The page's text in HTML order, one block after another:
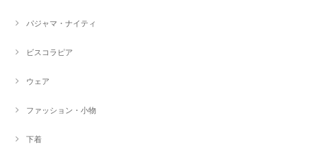
パジャマ・ナイティ
ビスコラピア
ウェア
ファッション・小物
下着